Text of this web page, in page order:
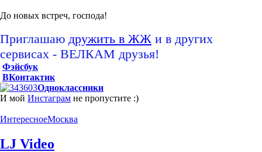
До новых встреч, господа!
Приглашаю дружить в ЖЖ и в других
сервисах - ВЕЛКАМ друзья!
Фэйсбук
ВКонтактик
Одноклассники
И мой Инстаграм не пропустите :)
ИнтересноеМосква
LJ Video